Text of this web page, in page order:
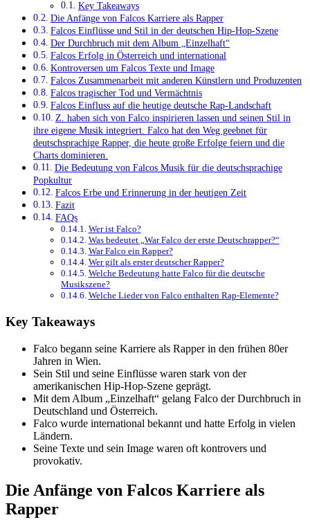
Key Takeaways
Die Anfänge von Falcos Karriere als Rapper
Falcos Einflüsse und Stil in der deutschen Hip-Hop-Szene
Der Durchbruch mit dem Album „Einzelhaft“
Falcos Erfolg in Österreich und international
Kontroversen um Falcos Texte und Image
Falcos Zusammenarbeit mit anderen Künstlern und Produzenten
Falcos tragischer Tod und Vermächtnis
Falcos Einfluss auf die heutige deutsche Rap-Landschaft
Z. haben sich von Falco inspirieren lassen und seinen Stil in
ihre eigene Musik integriert. Falco hat den Weg geebnet für
deutschsprachige Rapper, die heute große Erfolge feiern und die
Charts dominieren.
Die Bedeutung von Falcos Musik für die deutschsprachige
Popkultur
Falcos Erbe und Erinnerung in der heutigen Zeit
Fazit
FAQs
Wer ist Falco?
Was bedeutet „War Falco der erste Deutschrapper?“
War Falco ein Rapper?
Wer gilt als erster deutscher Rapper?
Welche Bedeutung hatte Falco für die deutsche
Musikszene?
Welche Lieder von Falco enthalten Rap-Elemente?
Key Takeaways
Falco begann seine Karriere als Rapper in den frühen 80er
Jahren in Wien.
Sein Stil und seine Einflüsse waren stark von der
amerikanischen Hip-Hop-Szene geprägt.
Mit dem Album „Einzelhaft“ gelang Falco der Durchbruch in
Deutschland und Österreich.
Falco wurde international bekannt und hatte Erfolg in vielen
Ländern.
Seine Texte und sein Image waren oft kontrovers und
provokativ.
Die Anfänge von Falcos Karriere als
Rapper